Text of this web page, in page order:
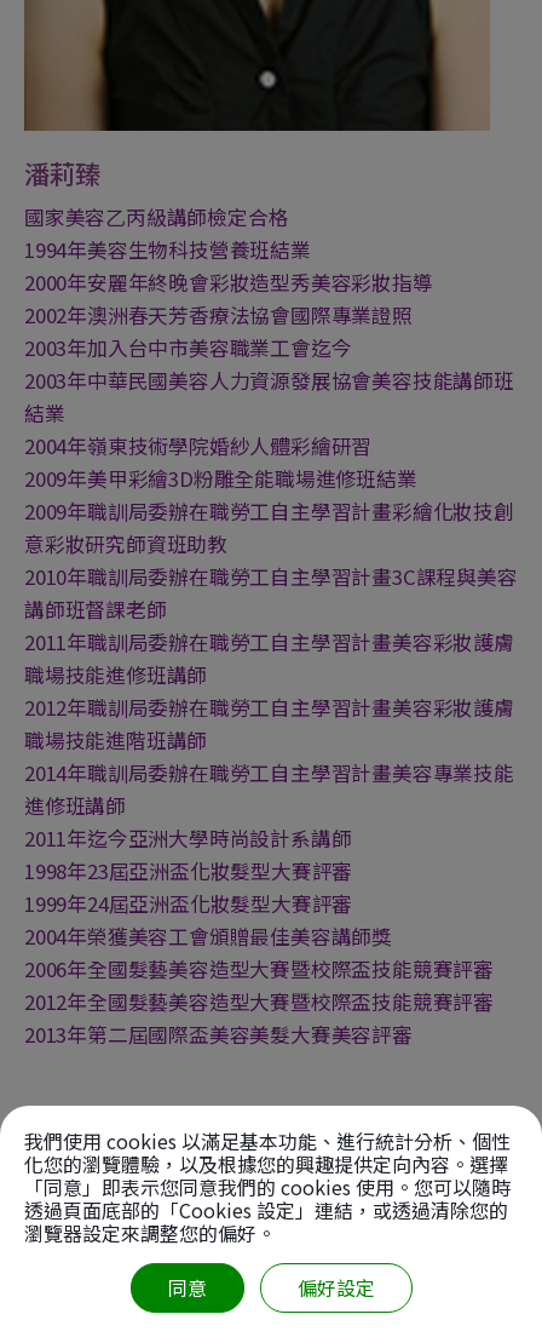
潘莉臻
國家美容乙丙級講師檢定合格
1994年美容生物科技營養班結業
2000年安麗年終晚會彩妝造型秀美容彩妝指導
2002年澳洲春天芳香療法協會國際專業證照
2003年加入台中市美容職業工會迄今
2003年中華民國美容人力資源發展協會美容技能講師班
結業
2004年嶺東技術學院婚紗人體彩繪研習
2009年美甲彩繪3D粉雕全能職場進修班結業
2009年職訓局委辦在職勞工自主學習計畫彩繪化妝技創
意彩妝研究師資班助教
2010年職訓局委辦在職勞工自主學習計畫3C課程與美容
講師班督課老師
2011年職訓局委辦在職勞工自主學習計畫美容彩妝護膚
職場技能進修班講師
2012年職訓局委辦在職勞工自主學習計畫美容彩妝護膚
職場技能進階班講師
2014年職訓局委辦在職勞工自主學習計畫美容專業技能
進修班講師
2011年迄今亞洲大學時尚設計系講師
1998年23屆亞洲盃化妝髮型大賽評審
1999年24屆亞洲盃化妝髮型大賽評審
2004年榮獲美容工會頒贈最佳美容講師獎
2006年全國髮藝美容造型大賽暨校際盃技能競賽評審
2012年全國髮藝美容造型大賽暨校際盃技能競賽評審
2013年第二屆國際盃美容美髮大賽美容評審
課程資訊
美甲課程
紋繡課程
美睫課程
HD噴槍課程
新娘秘書課程
特效化妝課程
我們使用 cookies 以滿足基本功能、進行統計分析、個性
化您的瀏覽體驗，以及根據您的興趣提供定向內容。選擇
「同意」即表示您同意我們的 cookies 使用。您可以隨時
透過頁面底部的「Cookies 設定」連結，或透過清除您的
瀏覽器設定來調整您的偏好。
同意
偏好設定